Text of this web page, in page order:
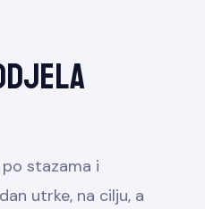
stazama i
utrke, na cilju, a